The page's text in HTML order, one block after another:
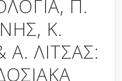
Π.
Κ.
Α. ΛΙΤΣΑΣ: